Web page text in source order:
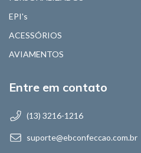
EPI's
ACESSÓRIOS
AVIAMENTOS
Entre em contato
(13) 3216-1216
suporte@ebconfeccao.com.br